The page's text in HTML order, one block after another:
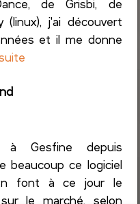
de Grisbi, de
(linux), j'ai découvert
et il me donne
Gesfine depuis
beaucoup ce logiciel
font à ce jour le
le marché, selon